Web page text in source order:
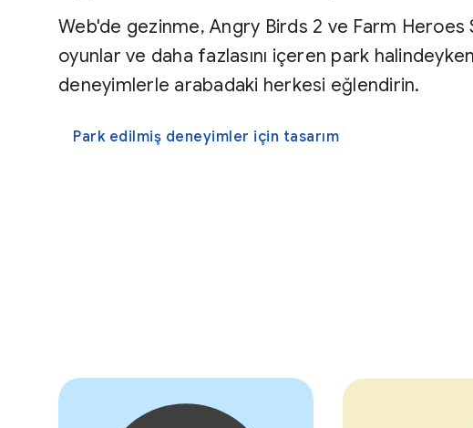
Web'de gezinme, Angry Birds 2 ve Farm Heroes
oyunlar ve daha fazlasını içeren park
deneyimlerle arabadaki herkesi eğlendirin.
Park edilmiş deneyimler için tasarım